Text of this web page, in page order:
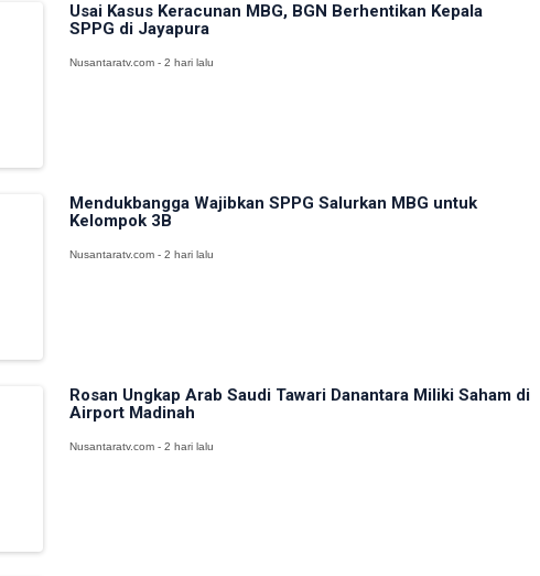
Usai Kasus Keracunan MBG, BGN Berhentikan Kepala
SPPG di Jayapura
Nusantaratv.com - 2 hari lalu
Mendukbangga Wajibkan SPPG Salurkan MBG untuk
Kelompok 3B
Nusantaratv.com - 2 hari lalu
Rosan Ungkap Arab Saudi Tawari Danantara Miliki Saham di
Airport Madinah
Nusantaratv.com - 2 hari lalu